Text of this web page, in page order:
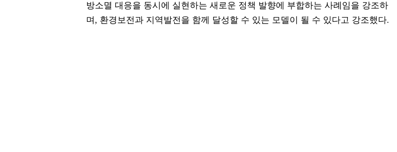
방소멸 대응을 동시에 실현하는 새로운 정책 발향에 부합하는 사례임을 강조하
며, 환경보전과 지역발전을 함께 달성할 수 있는 모델이 될 수 있다고 강조했다.